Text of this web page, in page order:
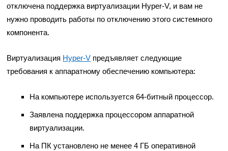
отключена поддержка виртуализации Hyper-V, и вам не
нужно проводить работы по отключению этого системного
компонента.
Виртуализация Hyper-V предъявляет следующие
требования к аппаратному обеспечению компьютера:
На компьютере используется 64-битный процессор.
Заявлена поддержка процессором аппаратной
виртуализации.
На ПК установлено не менее 4 ГБ оперативной